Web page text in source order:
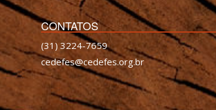
CONTATOS
(31) 3224-7659
cedefes@cedefes.org.br